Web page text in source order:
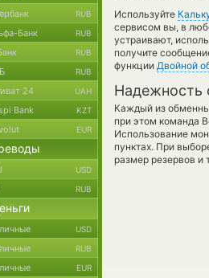
Используйте
сервисом вы, в
устраивают,
получите
функции Двойной
Надежность
Каждый из
при этом команда
Использование
пунктах. При
размер резервов и
RUB
Банк RUB
RUB
RUB
24 UAH
Bank KZT
EUR
USD
RUB
USD
RUB
EUR